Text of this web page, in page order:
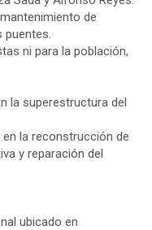
de
puentes.
ni para la población,
la superestructura del
la reconstrucción de
y reparación del
ubicado en